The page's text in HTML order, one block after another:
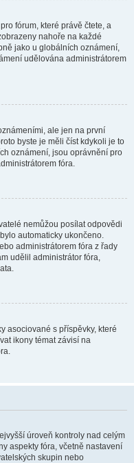
fórum, které právě čtete, a
nahoře na každé
jako u globálních oznámení,
udělována administrátorem
ale jen na první
byste je měli číst kdykoli je to
oznámení, jsou oprávnění pro
fóra.
nemůžou posílat odpovědi
automaticky ukončeno.
administrátorem fóra z řady
udělil administrátor fóra,
asociované s příspěvky, které
ikony témat závisí na
úroveň kontroly nad celým
aspekty fóra, včetně nastavení
skupin nebo